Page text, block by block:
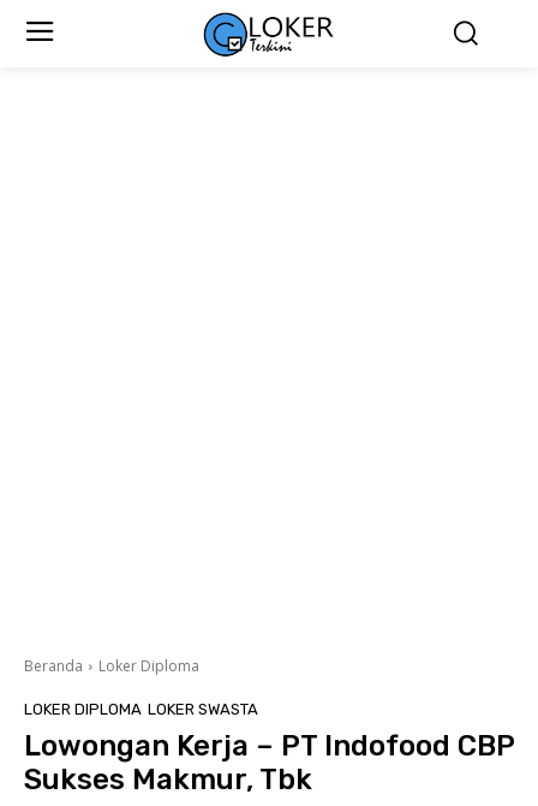
Beranda Loker Diploma
LOKER DIPLOMA LOKER SWASTA
Lowongan Kerja – PT Indofood CBP
Sukses Makmur, Tbk